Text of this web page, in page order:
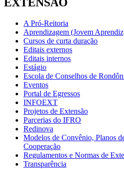
EXTENSÃO
A Pró-Reitoria
Aprendizagem (Jovem
Cursos de curta duração
Editais externos
Editais internos
Estágio
Escola de Conselhos de
Eventos
Portal de Egressos
INFOEXT
Projetos de Extensão
Parcerias do IFRO
Redinova
Modelos de Convênio, Planos
Cooperação
Regulamentos e Normas de
Transparência